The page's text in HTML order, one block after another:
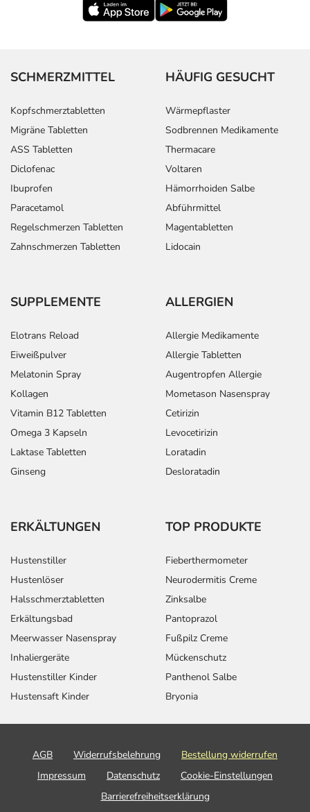
SCHMERZMITTEL
Kopfschmerztabletten
Migräne Tabletten
ASS Tabletten
Diclofenac
Ibuprofen
Paracetamol
Regelschmerzen Tabletten
Zahnschmerzen Tabletten
HÄUFIG GESUCHT
Wärmepflaster
Sodbrennen Medikamente
Thermacare
Voltaren
Hämorrhoiden Salbe
Abführmittel
Magentabletten
Lidocain
SUPPLEMENTE
Elotrans Reload
Eiweißpulver
Melatonin Spray
Kollagen
Vitamin B12 Tabletten
Omega 3 Kapseln
Laktase Tabletten
Ginseng
ALLERGIEN
Allergie Medikamente
Allergie Tabletten
Augentropfen Allergie
Mometason Nasenspray
Cetirizin
Levocetirizin
Loratadin
Desloratadin
ERKÄLTUNGEN
Hustenstiller
Hustenlöser
Halsschmerztabletten
Erkältungsbad
Meerwasser Nasenspray
Inhaliergeräte
Hustenstiller Kinder
Hustensaft Kinder
TOP PRODUKTE
Fieberthermometer
Neurodermitis Creme
Zinksalbe
Pantoprazol
Fußpilz Creme
Mückenschutz
Panthenol Salbe
Bryonia
AGB Widerrufsbelehrung
Bestellung widerrufen
Impressum
Datenschutz
Cookie-Einstellungen
Barrierefreiheitserklärung